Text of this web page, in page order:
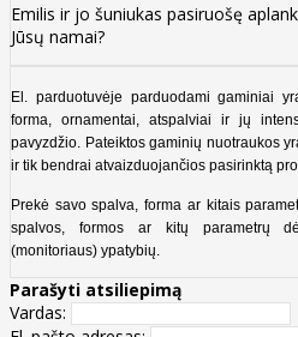
Emilis ir jo šuniukas pasiruošę
Jūsų namai?
El. parduotuvėje parduodami gaminiai
forma, ornamentai, atspalviai ir jų
pavyzdžio. Pateiktos gaminių nuotraukos
ir tik bendrai atvaizduojančios pasirinktą
Prekė savo spalva, forma ar kitais
spalvos, formos ar kitų parametrų
(monitoriaus) ypatybių.
Parašyti atsiliepimą
Vardas: